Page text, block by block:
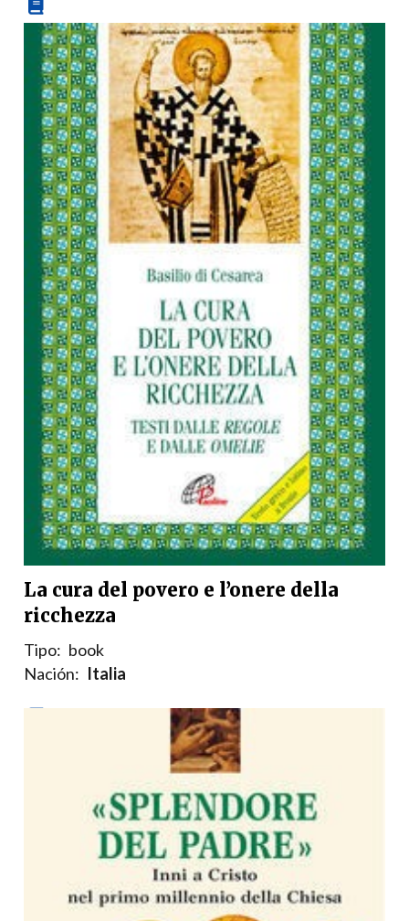
La cura del povero e l’onere della
ricchezza
Tipo: book
Nación: Italia